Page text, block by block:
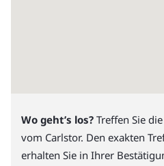
Wo geht’s los? Treffen Sie
vom Carlstor. Den exakten
erhalten Sie in Ihrer